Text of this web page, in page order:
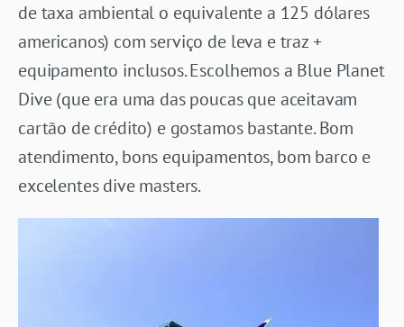
de taxa ambiental o equivalente a 125 dólares
americanos) com serviço de leva e traz +
equipamento inclusos. Escolhemos a Blue Planet
Dive (que era uma das poucas que aceitavam
cartão de crédito) e gostamos bastante. Bom
atendimento, bons equipamentos, bom barco e
excelentes dive masters.